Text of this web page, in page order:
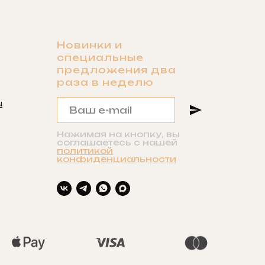
Новинки и
специальные
предложения два
раза в неделю
Нажимая на кнопку, вы
соглашаетесь с нашей
политикой
конфиденциальности